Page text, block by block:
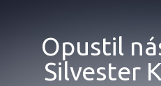
Opustil
Silvester